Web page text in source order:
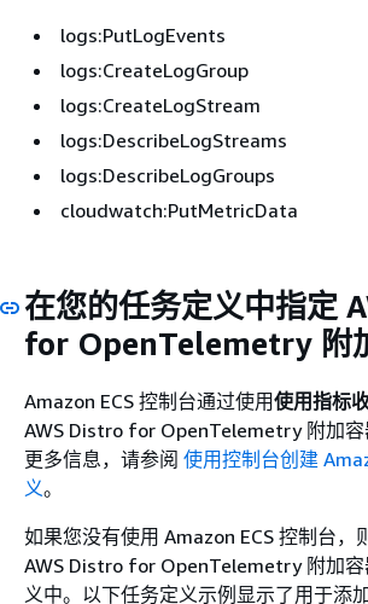
logs:PutLogEvents
logs:CreateLogGroup
logs:CreateLogStream
logs:DescribeLogStreams
logs:DescribeLogGroups
cloudwatch:PutMetricData
在您的任务定义中指定
for OpenTelemetry 附
Amazon ECS 控制台通过使用使用指标
AWS Distro for OpenTelemetry 附加容
更多信息，请参阅 使用控制台创建
义。
如果您没有使用 Amazon ECS 控制台，
AWS Distro for OpenTelemetry 附加容
义中。以下任务定义示例显示了用于添